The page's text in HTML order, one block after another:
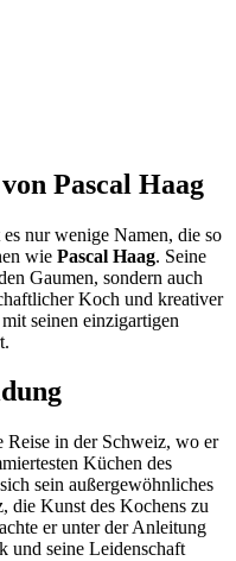
Pascal Haag
nur wenige Namen, die so
wie Pascal Haag. Seine
Gaumen, sondern auch
Koch und kreativer
seinen einzigartigen
Reise in der Schweiz, wo er
Küchen des
sein außergewöhnliches
die Kunst des Kochens zu
er unter der Anleitung
und seine Leidenschaft